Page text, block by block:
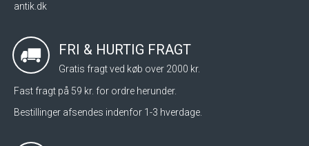
antik.dk
FRI & HURTIG FRAGT
Gratis fragt ved køb over 2000 kr.
Fast fragt på 59 kr. for ordre herunder.
Bestillinger afsendes indenfor 1-3 hverdage.